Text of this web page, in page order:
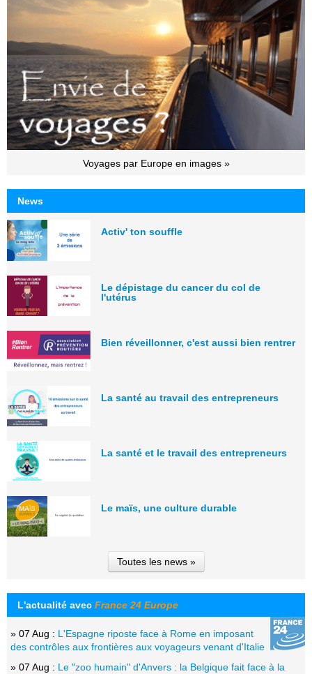
Voyages par Europe en images »
News
Activ' ton souffle
Le dépistage du cancer du col de
l'utérus
Bien réveillonner, c'est aussi bien rentrer
La santé au travail des entrepreneurs
La santé et le travail des entrepreneurs
Le maïs, une culture durable
Toutes les news »
L'actualité avec France 24 Europe
» 07 Aug : L'Espagne riposte face à Rome en imposant
des contrôles aux frontières aux voyageurs venant d'Italie
» 07 Aug : Le "zoo humain" d'Anvers : la Belgique fait face à la